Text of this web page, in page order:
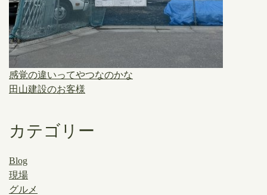
感覚の違いってやつなのかな
田山建設のお客様
カテゴリー
Blog
現場
グルメ